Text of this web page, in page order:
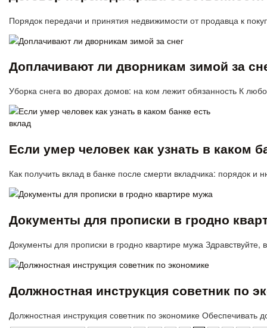
Порядок передачи и принятия недвижимости от продавца к
Доплачивают ли дворникам зимой за
Уборка снега во дворах домов: на ком лежит обязанность К
Если умер человек как узнать в каком
Как получить вклад в банке после смерти вкладчика: порядок
Документы для прописки в гродно
Документы для прописки в гродно квартире мужа
Должностная инструкция советник по
Должностная инструкция советник по экономике